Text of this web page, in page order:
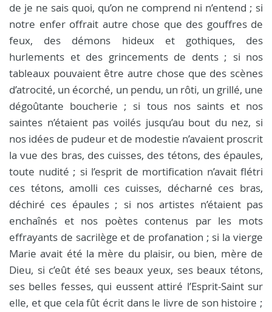
de je ne sais quoi, qu’on ne comprend ni n’entend ; si
notre enfer offrait autre chose que des gouffres de
feux, des démons hideux et gothiques, des
hurlements et des grincements de dents ; si nos
tableaux pouvaient être autre chose que des scènes
d’atrocité, un écorché, un pendu, un rôti, un grillé, une
dégoûtante boucherie ; si tous nos saints et nos
saintes n’étaient pas voilés jusqu’au bout du nez, si
nos idées de pudeur et de modestie n’avaient proscrit
la vue des bras, des cuisses, des tétons, des épaules,
toute nudité ; si l’esprit de mortification n’avait flétri
ces tétons, amolli ces cuisses, décharné ces bras,
déchiré ces épaules ; si nos artistes n’étaient pas
enchaînés et nos poètes contenus par les mots
effrayants de sacrilège et de profanation ; si la vierge
Marie avait été la mère du plaisir, ou bien, mère de
Dieu, si c’eût été ses beaux yeux, ses beaux tétons,
ses belles fesses, qui eussent attiré l’Esprit-Saint sur
elle, et que cela fût écrit dans le livre de son histoire ;